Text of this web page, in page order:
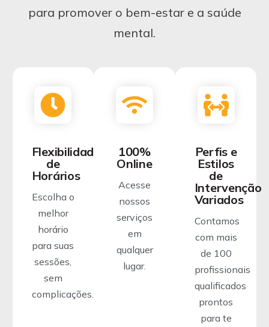
para promover o bem-estar e a saúde
mental.
Flexibilidade
de
Horários
Escolha o
melhor
horário
para suas
sessões,
sem
complicações.
100%
Online
Acesse
nossos
serviços
em
qualquer
lugar.
Perfis e
Estilos
de
Intervenção
Variados
Contamos
com mais
de 100
profissionais
qualificados
prontos
para te